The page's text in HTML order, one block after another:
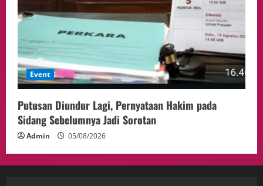
Event
Putusan Diundur Lagi, Pernyataan Hakim pada
Sidang Sebelumnya Jadi Sorotan
Admin 05/08/2026